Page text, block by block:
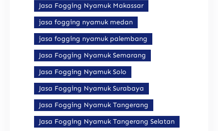
Jasa Fogging Nyamuk Makassar
jasa fogging nyamuk medan
jasa fogging nyamuk palembang
Jasa Fogging Nyamuk Semarang
Jasa Fogging Nyamuk Solo
Jasa Fogging Nyamuk Surabaya
Jasa Fogging Nyamuk Tangerang
Jasa Fogging Nyamuk Tangerang Selatan